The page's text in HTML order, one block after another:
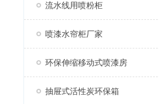
流水线用喷粉柜
喷漆水帘柜厂家
环保伸缩移动式喷漆房
抽屉式活性炭环保箱